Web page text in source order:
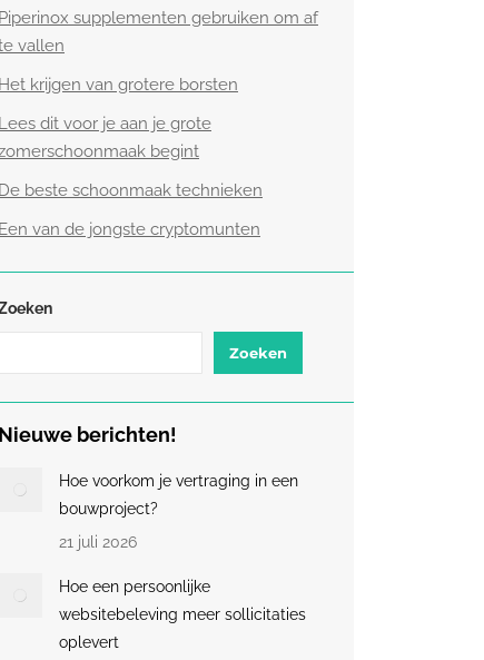
Piperinox supplementen gebruiken om af
vallen
Het krijgen van grotere borsten
Lees dit voor je aan je grote
begint
De beste schoonmaak technieken
Een van de jongste cryptomunten
Zoeken
Nieuwe berichten!
Hoe voorkom je vertraging in een
bouwproject?
21 juli 2026
Hoe een persoonlijke
websitebeleving meer sollicitaties
oplevert